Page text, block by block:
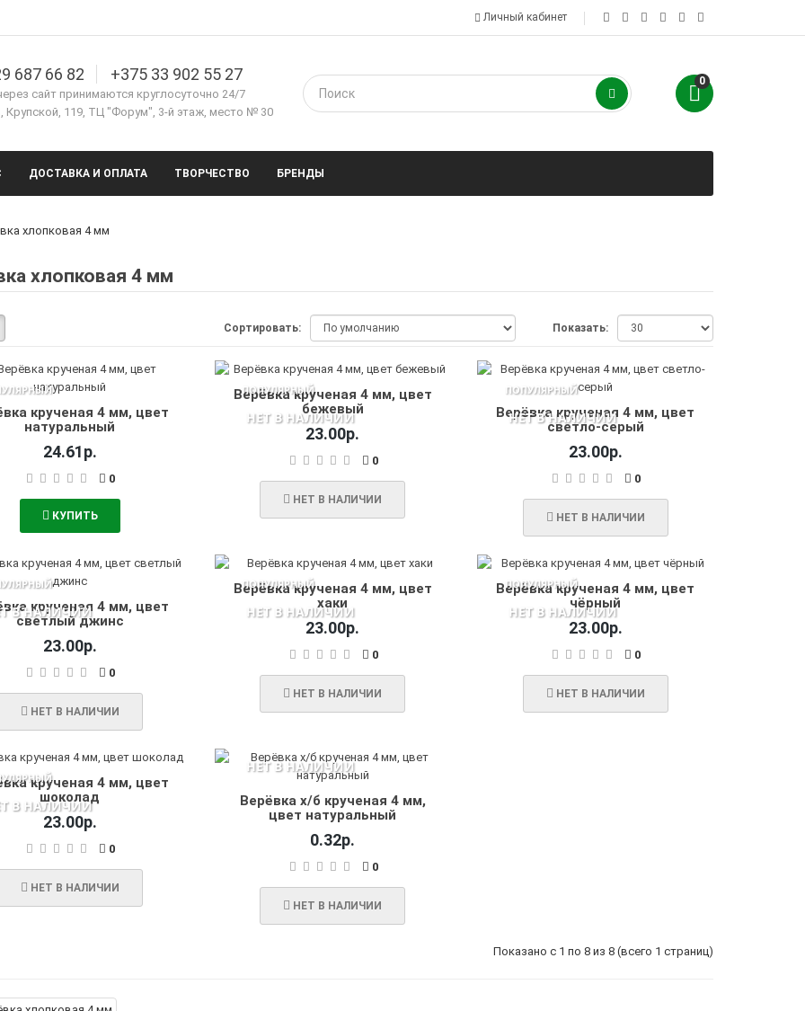
Личный кабинет
687 66 82 +375 33 902 55 27
сайт принимаются круглосуточно 24/7
Крупской, 119, ТЦ "Форум", 3-й этаж, место № 30
0
ДОСТАВКА И ОПЛАТА ТВОРЧЕСТВО БРЕНДЫ
хлопковая 4 мм
хлопковая 4 мм
Сортировать: Показать:
крученая 4 мм, цвет
натуральный
24.61р.
0
КУПИТЬ
ПОПУЛЯРНЫЙ
НЕТ В НАЛИЧИИ
Верёвка крученая 4 мм, цвет
бежевый
23.00р.
0
НЕТ В НАЛИЧИИ
ПОПУЛЯРНЫЙ
НЕТ В НАЛИЧИИ
Верёвка крученая 4 мм, цвет
светло-серый
23.00р.
0
НЕТ В НАЛИЧИИ
В НАЛИЧИИ
крученая 4 мм, цвет
светлый джинс
23.00р.
0
НЕТ В НАЛИЧИИ
ПОПУЛЯРНЫЙ
НЕТ В НАЛИЧИИ
Верёвка крученая 4 мм, цвет
хаки
23.00р.
0
НЕТ В НАЛИЧИИ
ПОПУЛЯРНЫЙ
НЕТ В НАЛИЧИИ
Верёвка крученая 4 мм, цвет
чёрный
23.00р.
0
НЕТ В НАЛИЧИИ
В НАЛИЧИИ
крученая 4 мм, цвет
шоколад
23.00р.
0
НЕТ В НАЛИЧИИ
НЕТ В НАЛИЧИИ
Верёвка х/б крученая 4 мм,
цвет натуральный
0.32р.
0
НЕТ В НАЛИЧИИ
Показано с 1 по 8 из 8 (всего 1 страниц)